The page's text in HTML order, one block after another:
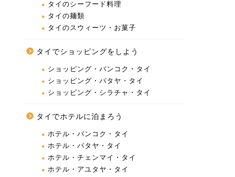
タイのシーフード料理
タイの麺類
タイのスウィーツ・お菓子
タイでショッピングをしよう
ショッピング・バンコク・タイ
ショッピング・パタヤ・タイ
ショッピング・シラチャ・タイ
タイでホテルに泊まろう
ホテル・バンコク・タイ
ホテル・パタヤ・タイ
ホテル・チェンマイ・タイ
ホテル・アユタヤ・タイ